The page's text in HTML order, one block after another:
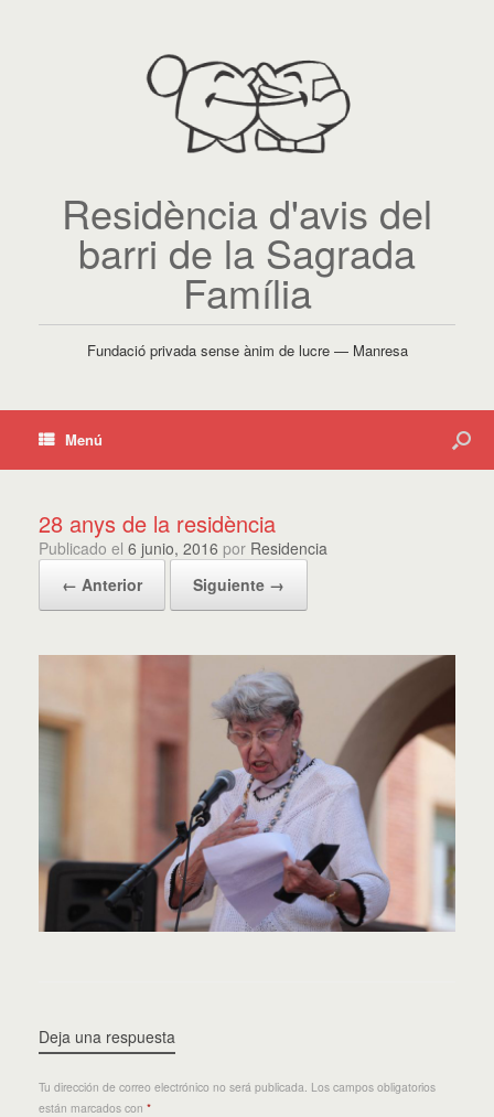
Residència d'avis del
barri de la Sagrada
Família
Fundació privada sense ànim de lucre — Manresa
Menú
28 anys de la residència
Publicado el 6 junio, 2016 por Residencia
← Anterior
Siguiente →
Deja una respuesta
Tu dirección de correo electrónico no será publicada. Los campos obligatorios
están marcados con *